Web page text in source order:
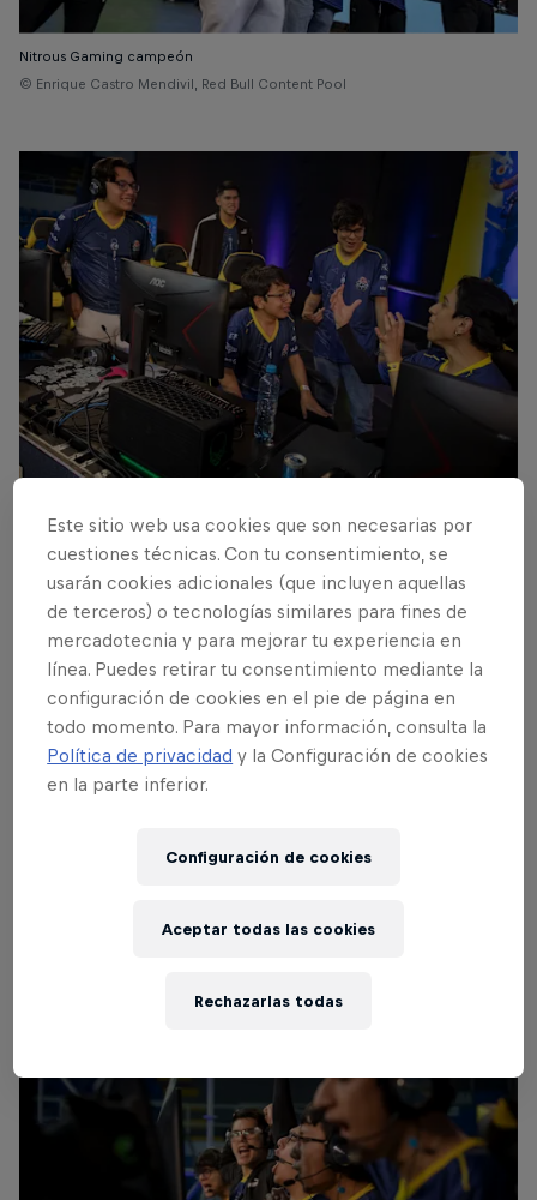
Nitrous Gaming campeón
© Enrique Castro Mendivil, Red Bull Content Pool
© Enrique Castro Mendivil, Red Bull Content Pool
Nitrous Gaming campeón
Este sitio web usa cookies que son necesarias por
cuestiones técnicas. Con tu consentimiento, se
usarán cookies adicionales (que incluyen aquellas
de terceros) o tecnologías similares para fines de
mercadotecnia y para mejorar tu experiencia en
línea. Puedes retirar tu consentimiento mediante la
configuración de cookies en el pie de página en
todo momento. Para mayor información, consulta la
Política de privacidad y la Configuración de cookies
en la parte inferior.
Configuración de cookies
Rechazarlas todas
Aceptar todas las cookies